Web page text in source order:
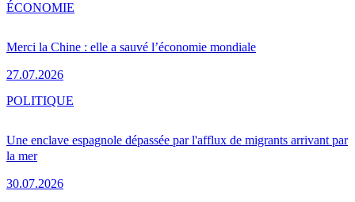
Merci la Chine : elle a sauvé l’économie mondiale
27.07.2026
ÉCONOMIE
Une enclave espagnole dépassée par l'afflux de migrants arrivant par
la mer
30.07.2026
POLITIQUE